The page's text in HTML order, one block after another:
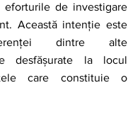
eforturile de investigare
Această intenție este
dintre alte
desfășurate la locul
care constituie o